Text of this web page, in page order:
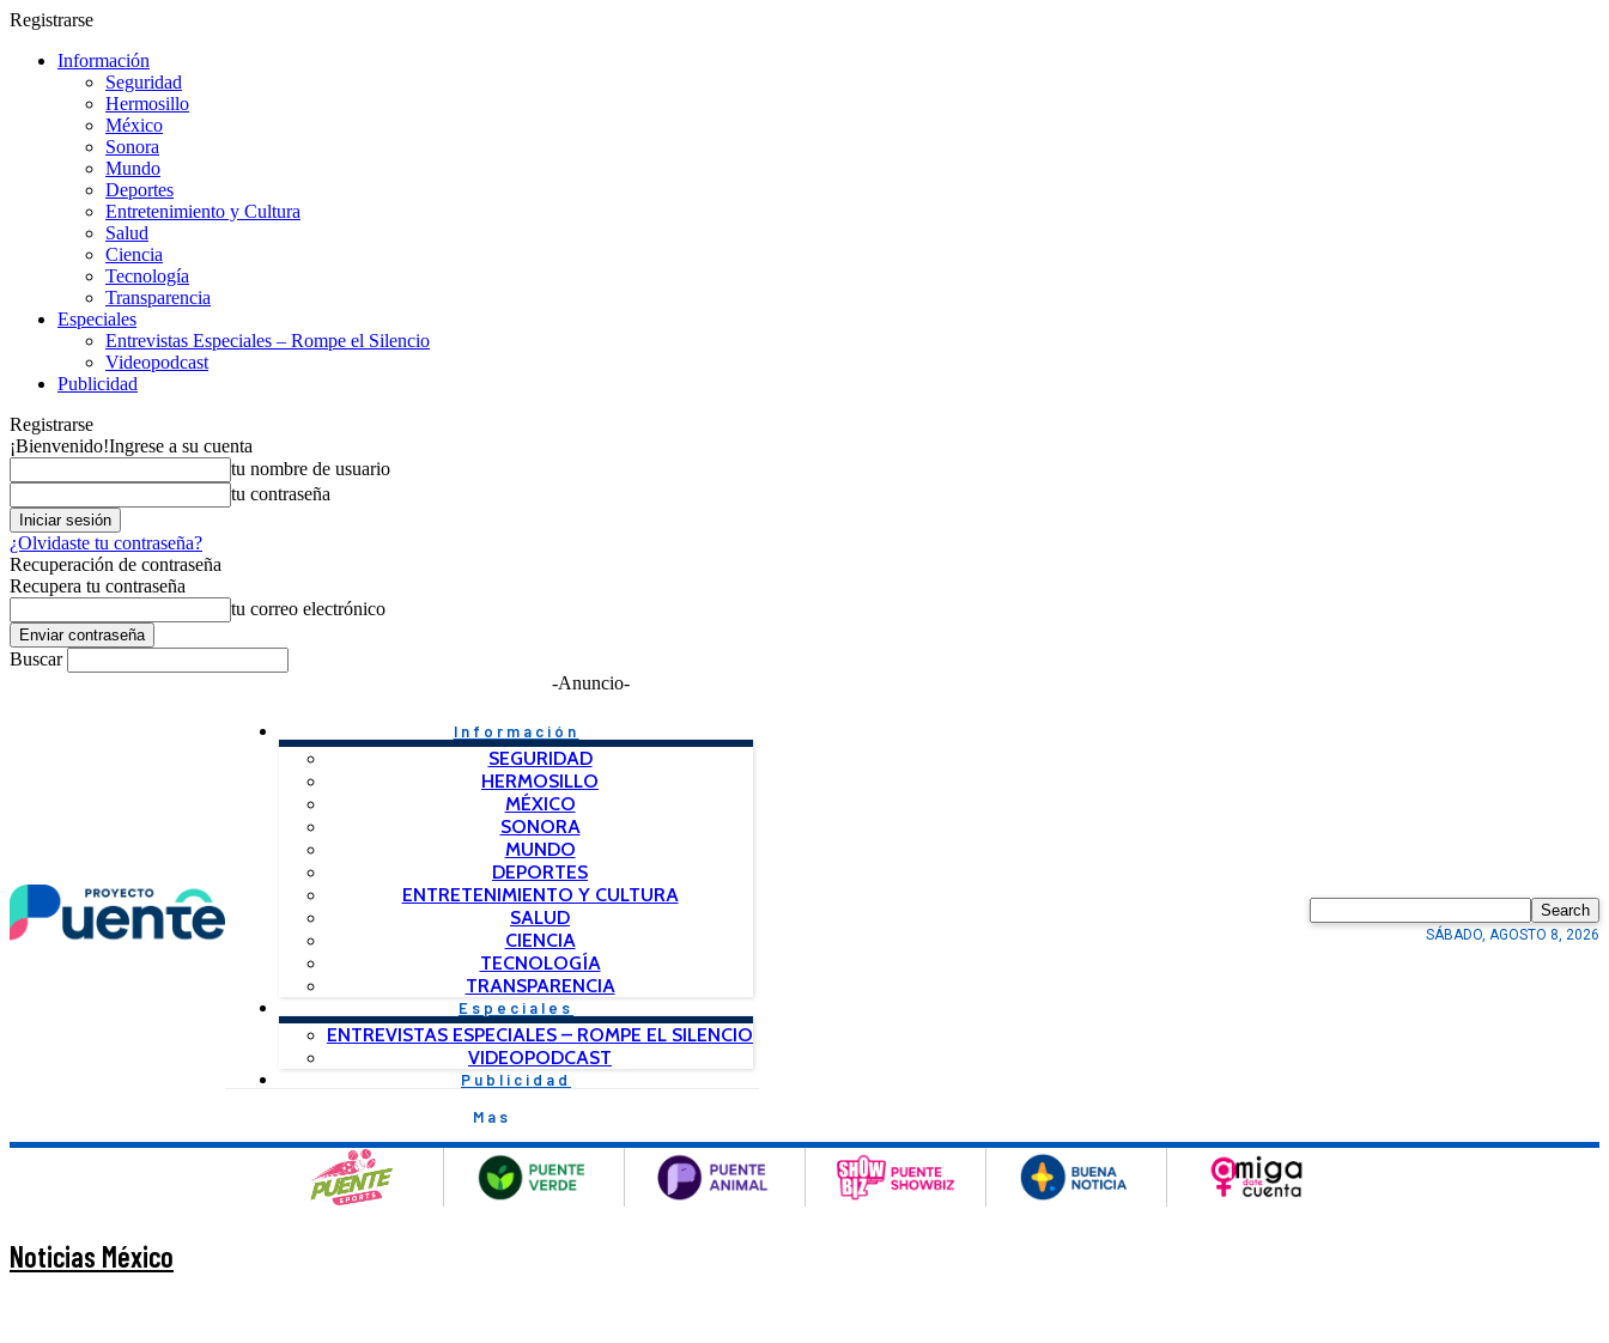
Registrarse
Información
Seguridad
Hermosillo
México
Sonora
Mundo
Deportes
Entretenimiento y Cultura
Salud
Ciencia
Tecnología
Transparencia
Especiales
Entrevistas Especiales – Rompe el Silencio
Videopodcast
Publicidad
Registrarse
¡Bienvenido!Ingrese a su cuenta
tu nombre de usuario
tu contraseña
¿Olvidaste tu contraseña?
Recuperación de contraseña
Recupera tu contraseña
tu correo electrónico
Buscar
-Anuncio-
Información
SEGURIDAD
HERMOSILLO
MÉXICO
SONORA
MUNDO
DEPORTES
ENTRETENIMIENTO Y CULTURA
SALUD
CIENCIA
TECNOLOGÍA
TRANSPARENCIA
Especiales
ENTREVISTAS ESPECIALES – ROMPE EL SILENCIO
VIDEOPODCAST
Publicidad
Mas
Search
SÁBADO, AGOSTO 8, 2026
Noticias México